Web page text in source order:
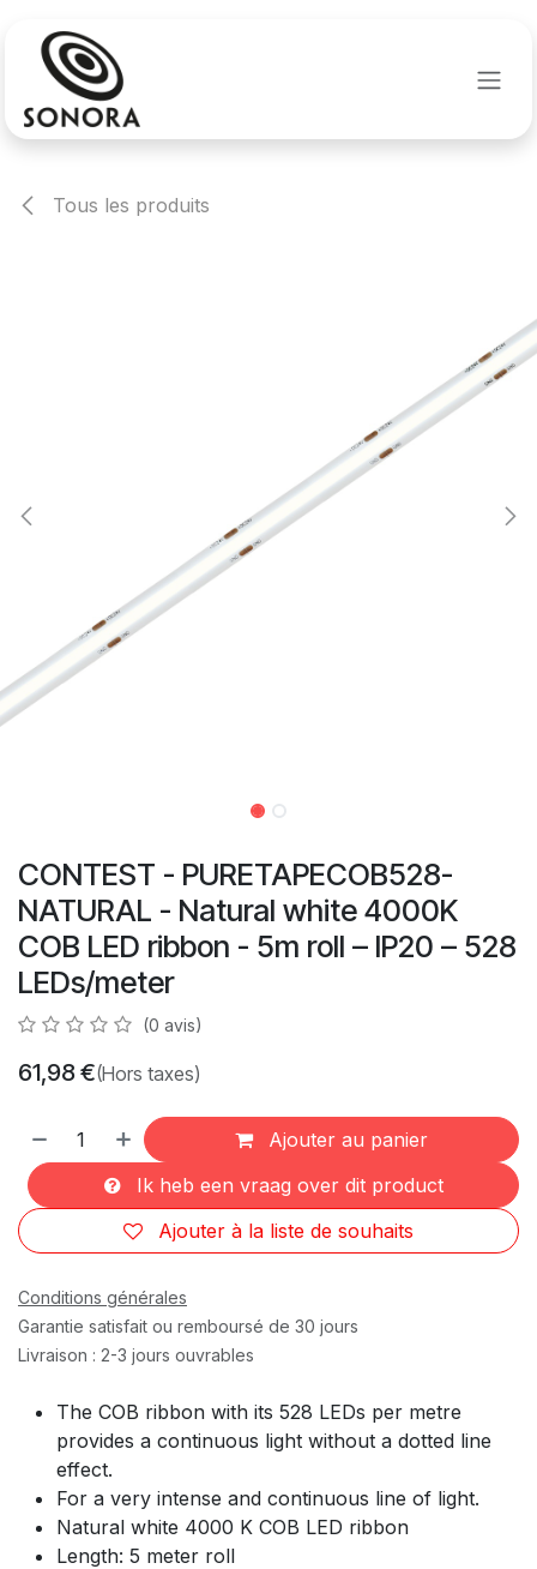
Tous les produits
CONTEST - PURETAPECOB528-
NATURAL - Natural white 4000K
COB LED ribbon - 5m roll – IP20 – 528
LEDs/meter
(0 avis)
61,98€(Hors taxes)
Ajouter au panier
Ik heb een vraag over dit product
Ajouter à la liste de souhaits
Conditions générales
Garantie satisfait ou remboursé de 30 jours
Livraison : 2-3 jours ouvrables
The COB ribbon with its 528 LEDs per metre
provides a continuous light without a dotted line
effect.
For a very intense and continuous line of light.
Natural white 4000 K COB LED ribbon
Length: 5 meter roll